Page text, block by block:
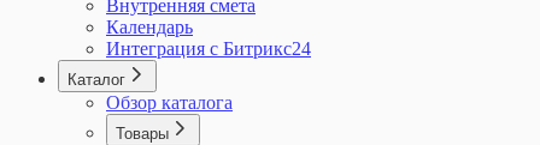
Внутренняя смета
Календарь
Интеграция с Битрикс24
Каталог
Обзор каталога
Товары